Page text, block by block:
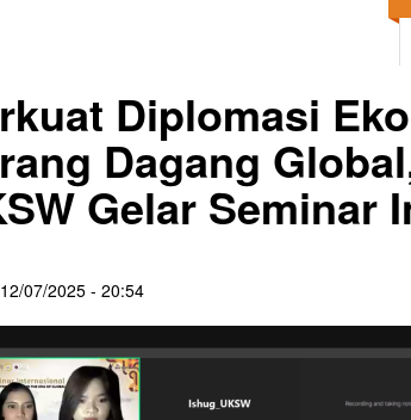
Diplomasi
Dagang
Gelar Seminar
07/2025 - 20:54